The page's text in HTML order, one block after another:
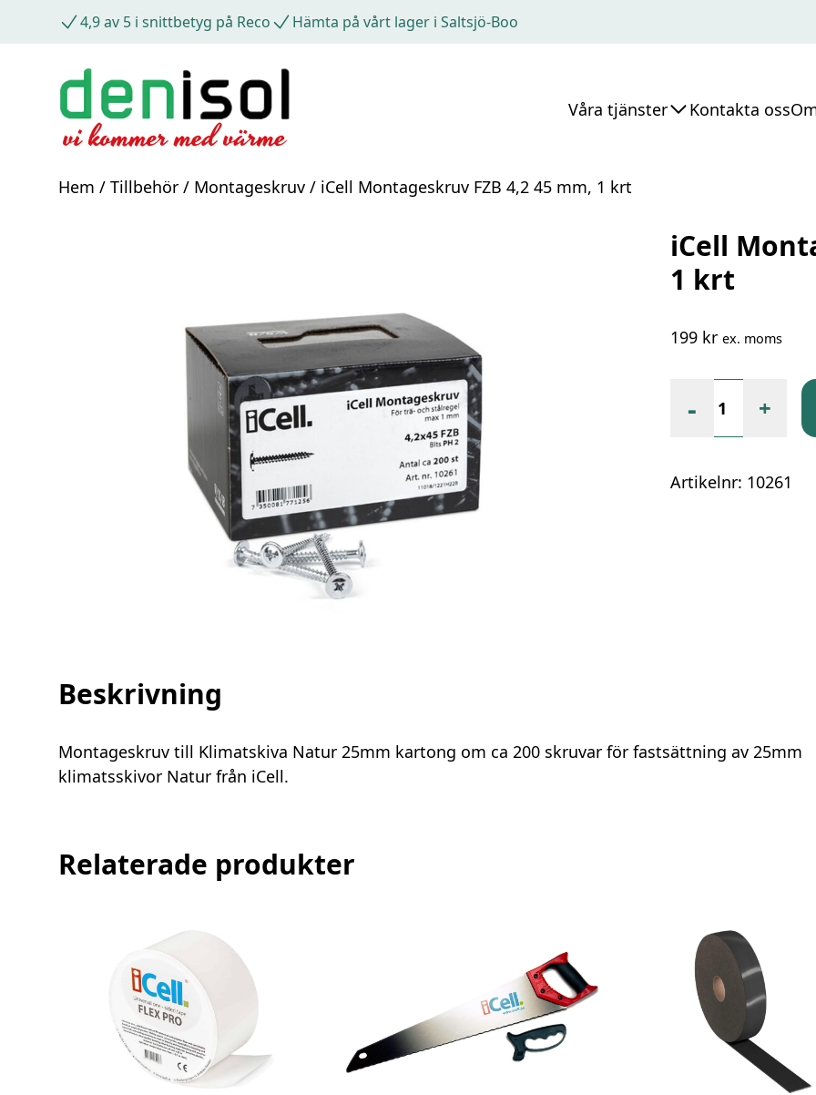
4,9 av 5 i snittbetyg på Reco Hämta på vårt lager i Saltsjö-Boo
Våra tjänster Kontakta oss
Hem / Tillbehör / Montageskruv / iCell Montageskruv FZB 4,2 45 mm, 1 krt
iCell
1 krt
199 kr ex. moms
- +
Artikelnr: 10261
Beskrivning
Montageskruv till Klimatskiva Natur 25mm kartong om ca 200 skruvar för fastsättning av 25mm
klimatsskivor Natur från iCell.
Relaterade produkter